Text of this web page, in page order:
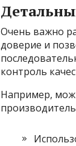
Очень важно
доверие и
контроль
Например,